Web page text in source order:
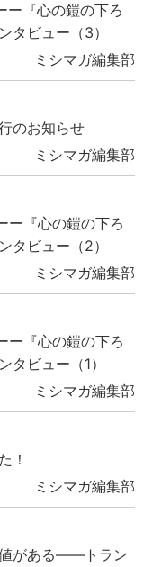
『心の鎧の下ろ
ビュー（3）
ミシマガ編集部
のお知らせ
ミシマガ編集部
『心の鎧の下ろ
ビュー（2）
ミシマガ編集部
『心の鎧の下ろ
ビュー（1）
ミシマガ編集部
！
ミシマガ編集部
値がある――トラン